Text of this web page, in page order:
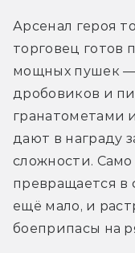
Арсенал героя
торговец готов
мощных пушек —
дробовиков и
гранатометами
дают в награду
сложности.
превращается в
ещё мало, и
боеприпасы на